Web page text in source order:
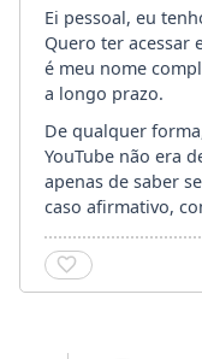
Ei pessoal, eu
Quero ter acessar
é meu nome
a longo prazo.
De qualquer
YouTube não era
apenas de saber
caso afirmativo,